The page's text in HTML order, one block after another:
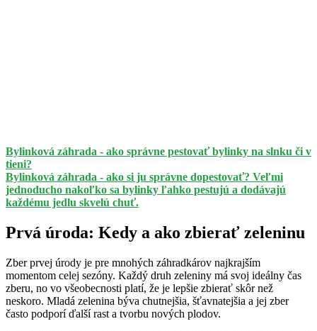
Bylinková záhrada - ako správne pestovať bylinky na slnku či v
tieni?
Bylinková záhrada - ako si ju správne dopestovať? Veľmi
jednoducho nakoľko sa bylinky ľahko pestujú a dodávajú
každému jedlu skvelú chuť.
Prvá úroda: Kedy a ako zbierať zeleninu
Zber prvej úrody je pre mnohých záhradkárov najkrajším
momentom celej sezóny. Každý druh zeleniny má svoj ideálny čas
zberu, no vo všeobecnosti platí, že je lepšie zbierať skôr než
neskoro. Mladá zelenina býva chutnejšia, šťavnatejšia a jej zber
často podporí ďalší rast a tvorbu nových plodov.